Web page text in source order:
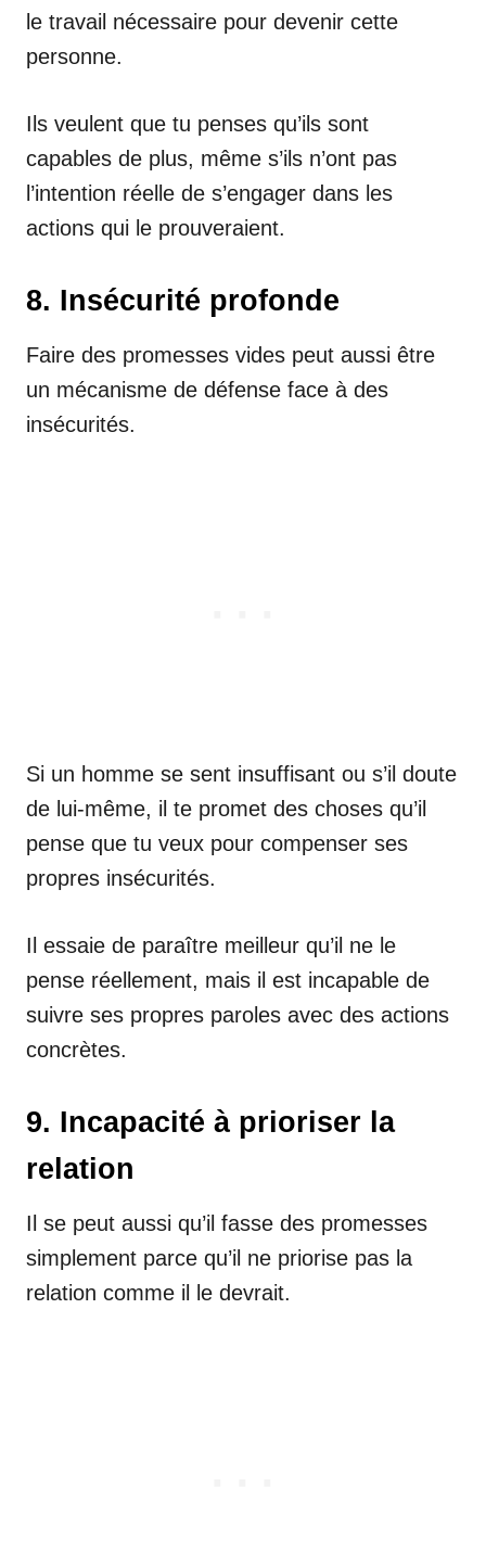
le travail nécessaire pour devenir cette
personne.
Ils veulent que tu penses qu’ils sont
capables de plus, même s’ils n’ont pas
l’intention réelle de s’engager dans les
actions qui le prouveraient.
8. Insécurité profonde
Faire des promesses vides peut aussi être
un mécanisme de défense face à des
insécurités.
Si un homme se sent insuffisant ou s’il doute
de lui-même, il te promet des choses qu’il
pense que tu veux pour compenser ses
propres insécurités.
Il essaie de paraître meilleur qu’il ne le
pense réellement, mais il est incapable de
suivre ses propres paroles avec des actions
concrètes.
9. Incapacité à prioriser la
relation
Il se peut aussi qu’il fasse des promesses
simplement parce qu’il ne priorise pas la
relation comme il le devrait.